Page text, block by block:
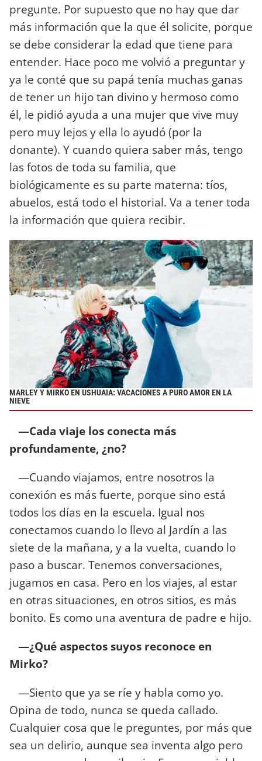
pregunte. Por supuesto que no hay que dar
más información que la que él solicite, porque
se debe considerar la edad que tiene para
entender. Hace poco me volvió a preguntar y
ya le conté que su papá tenía muchas ganas
de tener un hijo tan divino y hermoso como
él, le pidió ayuda a una mujer que vive muy
pero muy lejos y ella lo ayudó (por la
donante). Y cuando quiera saber más, tengo
las fotos de toda su familia, que
biológicamente es su parte materna: tíos,
abuelos, está todo el historial. Va a tener toda
la información que quiera recibir.
MARLEY Y MIRKO EN USHUAIA: VACACIONES A PURO AMOR EN LA
NIEVE
—Cada viaje los conecta más
profundamente, ¿no?
—Cuando viajamos, entre nosotros la
conexión es más fuerte, porque sino está
todos los días en la escuela. Igual nos
conectamos cuando lo llevo al Jardín a las
siete de la mañana, y a la vuelta, cuando lo
paso a buscar. Tenemos conversaciones,
jugamos en casa. Pero en los viajes, al estar
en otras situaciones, en otros sitios, es más
bonito. Es como una aventura de padre e hijo.
—¿Qué aspectos suyos reconoce en
Mirko?
—Siento que ya se ríe y habla como yo.
Opina de todo, nunca se queda callado.
Cualquier cosa que le preguntes, por más que
sea un delirio, aunque sea inventa algo pero